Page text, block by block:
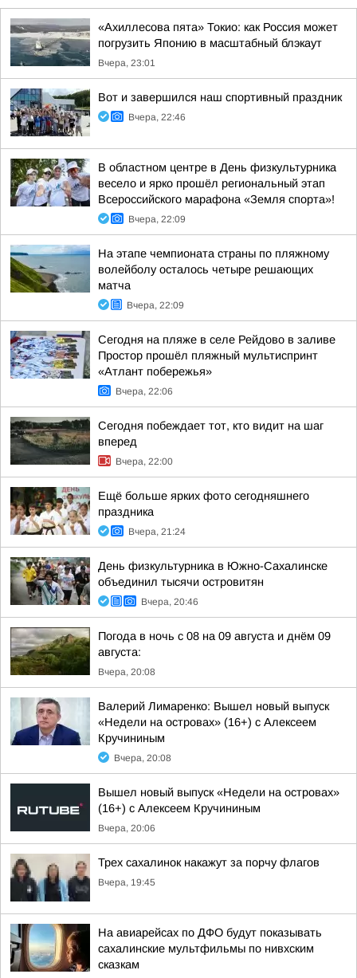
«Ахиллесова пята» Токио: как Россия может
погрузить Японию в масштабный блэкаут
Вчера, 23:01
Вот и завершился наш спортивный праздник
Вчера, 22:46
В областном центре в День физкультурника
весело и ярко прошёл региональный этап
Всероссийского марафона «Земля спорта»!
Вчера, 22:09
На этапе чемпионата страны по пляжному
волейболу осталось четыре решающих
матча
Вчера, 22:09
Сегодня на пляже в селе Рейдово в заливе
Простор прошёл пляжный мультиспринт
«Атлант побережья»
Вчера, 22:06
Сегодня побеждает тот, кто видит на шаг
вперед
Вчера, 22:00
Ещё больше ярких фото сегодняшнего
праздника
Вчера, 21:24
День физкультурника в Южно-Сахалинске
объединил тысячи островитян
Вчера, 20:46
Погода в ночь с 08 на 09 августа и днём 09
августа:
Вчера, 20:08
Валерий Лимаренко: Вышел новый выпуск
«Недели на островах» (16+) с Алексеем
Кручининым
Вчера, 20:08
Вышел новый выпуск «Недели на островах»
(16+) с Алексеем Кручининым
Вчера, 20:06
Трех сахалинок накажут за порчу флагов
Вчера, 19:45
На авиарейсах по ДФО будут показывать
сахалинские мультфильмы по нивхским
сказкам